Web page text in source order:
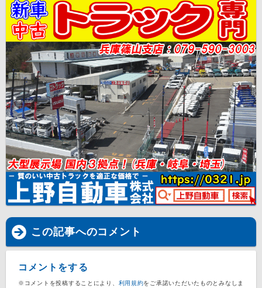
この記事へのコメント
コメントをする
※コメントを投稿することにより、 利用規約をご承諾いただいたものとみなしま